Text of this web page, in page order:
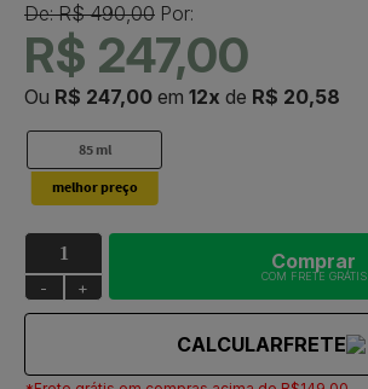
De: R$ 490,00 Por:
R$ 247,00
Ou R$ 247,00 em 12x de R$ 20,58
85 ml
- +
Comprar
COM FRETE GRÁTIS
CALCULARFRETE